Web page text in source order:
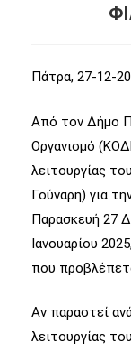
Πάτρα, 27-12-
Από τον Δήμο
Οργανισμό
λειτουργίας
Γούναρη) για
Παρασκευή 27
Ιανουαρίου
που
Αν παραστεί
λειτουργίας